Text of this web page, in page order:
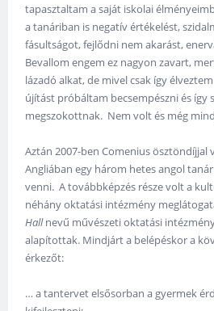
tapasztaltam a saját iskolai
a tanáriban is negatív értékelést,
fásultságot, fejlődni nem akarást,
Bevallom engem ez nagyon zavart,
lázadó alkat, de mivel csak így
újítást próbáltam becsempészni és így
megszokottnak. Nem volt és még
Aztán 2007-ben Comenius ösztöndíjjal
Angliában egy három hetes angol
venni. A továbbképzés része volt a
néhány oktatási intézmény
Hallnevű művészeti oktatási
alapítottak. Mindjárt a belépéskor a
érkezőt:
… a tantervet elsősorban a gyermek